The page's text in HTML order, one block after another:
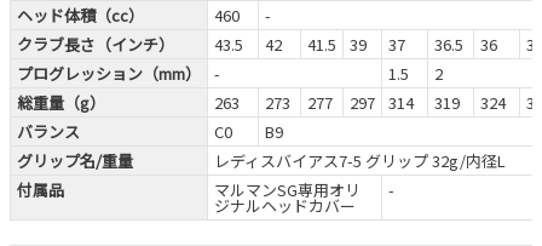
ヘッド体積（cc）
460
-
クラブ長さ（インチ）
43.5 42 41.5 39 37 36.5 36
プログレッション（mm）
- 1.5
2
総重量（g）
263 273 277 297 314 319 324
バランス
C0
B9
グリップ名/重量
レディスバイアス7-5 グリップ 32g/内径L
付属品
マルマンSG専用オリ
ジナルヘッドカバー
-